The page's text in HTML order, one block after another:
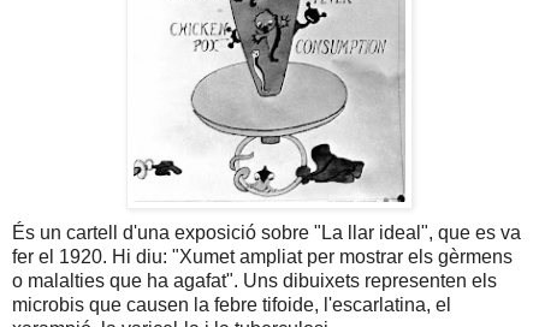
És un cartell d'una exposició sobre "La llar ideal", que es va
fer el 1920. Hi diu: "Xumet ampliat per mostrar els gèrmens
o malalties que ha agafat". Uns dibuixets representen els
microbis que causen la febre tifoide, l'escarlatina, el